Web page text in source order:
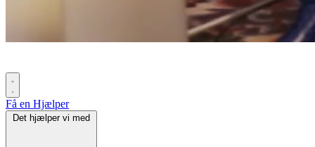
Få en Hjælper
Det hjælper vi med